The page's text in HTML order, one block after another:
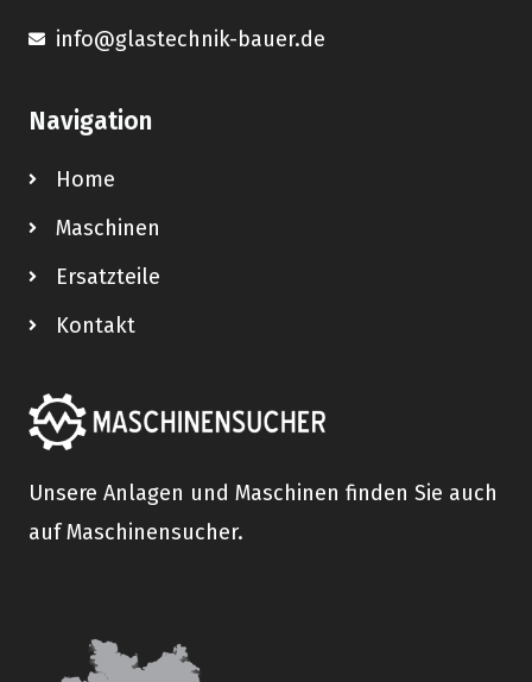
info@glastechnik-bauer.de
Navigation
Home
Maschinen
Ersatzteile
Kontakt
Unsere Anlagen und Maschinen finden Sie auch
auf Maschinensucher.